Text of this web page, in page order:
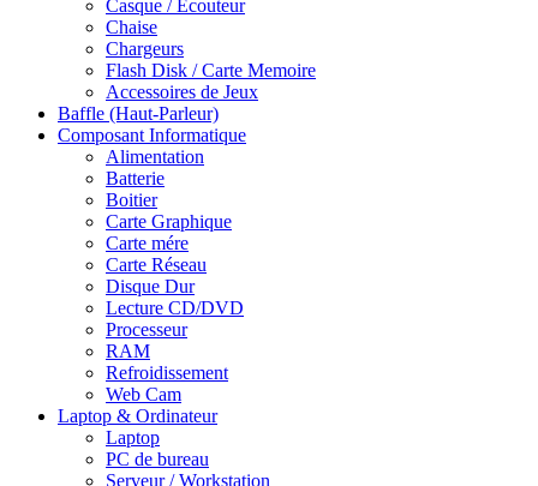
Casque / Ecouteur
Chaise
Chargeurs
Flash Disk / Carte Memoire
Accessoires de Jeux
Baffle (Haut-Parleur)
Composant Informatique
Alimentation
Batterie
Boitier
Carte Graphique
Carte mére
Carte Réseau
Disque Dur
Lecture CD/DVD
Processeur
RAM
Refroidissement
Web Cam
Laptop & Ordinateur
Laptop
PC de bureau
Serveur / Workstation